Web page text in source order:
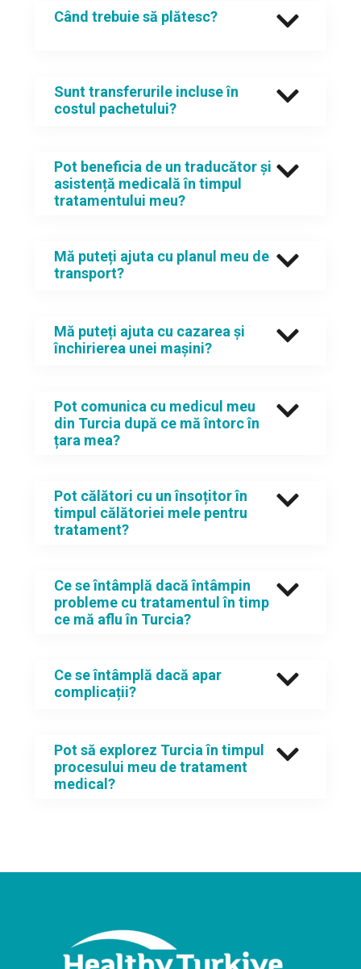
Când trebuie să plătesc?
Sunt transferurile incluse în
costul pachetului?
Pot beneficia de un traducător și
asistență medicală în timpul
tratamentului meu?
Mă puteți ajuta cu planul meu de
transport?
Mă puteți ajuta cu cazarea și
închirierea unei mașini?
Pot comunica cu medicul meu
din Turcia după ce mă întorc în
țara mea?
Pot călători cu un însoțitor în
timpul călătoriei mele pentru
tratament?
Ce se întâmplă dacă întâmpin
probleme cu tratamentul în timp
ce mă aflu în Turcia?
Ce se întâmplă dacă apar
complicații?
Pot să explorez Turcia în timpul
procesului meu de tratament
medical?